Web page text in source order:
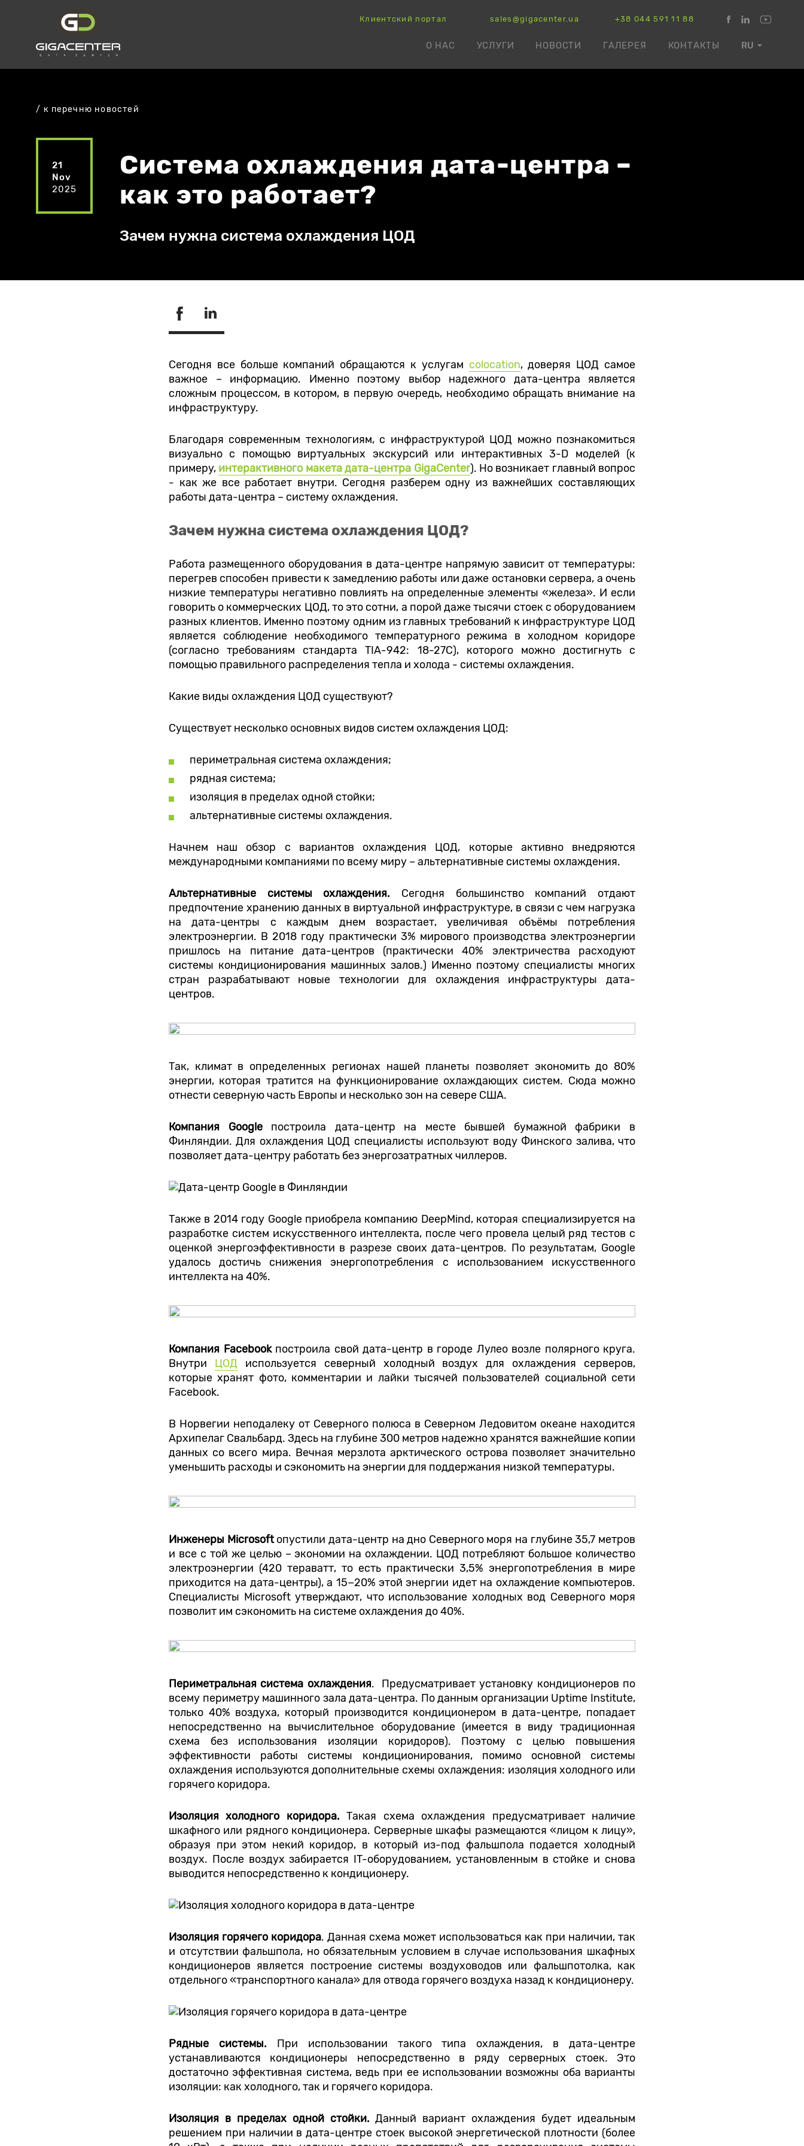
Клиентский портал sales@gigacenter.ua +38 044 591 11 88
О НАС УСЛУГИ НОВОСТИ ГАЛЕРЕЯ КОНТАКТЫ RU
к перечню новостей
21
Nov
2025
Система охлаждения дата-центра –
как это работает?
Зачем нужна система охлаждения ЦОД
Сегодня все больше компаний обращаются к услугам colocation, доверяя ЦОД самое
важное – информацию. Именно поэтому выбор надежного дата-центра является
сложным процессом, в котором, в первую очередь, необходимо обращать внимание на
инфраструктуру.
Благодаря современным технологиям, с инфраструктурой ЦОД можно познакомиться
визуально с помощью виртуальных экскурсий или интерактивных 3-D моделей (к
примеру, интерактивного макета дата-центра GigaCenter). Но возникает главный вопрос
- как же все работает внутри. Сегодня разберем одну из важнейших составляющих
работы дата-центра – систему охлаждения.
Зачем нужна система охлаждения ЦОД?
Работа размещенного оборудования в дата-центре напрямую зависит от температуры:
перегрев способен привести к замедлению работы или даже остановки сервера, а очень
низкие температуры негативно повлиять на определенные элементы «железа». И если
говорить о коммерческих ЦОД, то это сотни, а порой даже тысячи стоек с оборудованием
разных клиентов. Именно поэтому одним из главных требований к инфраструктуре ЦОД
является соблюдение необходимого температурного режима в холодном коридоре
(согласно требованиям стандарта TIA-942: 18-27С), которого можно достигнуть с
помощью правильного распределения тепла и холода - системы охлаждения.
Какие виды охлаждения ЦОД существуют?
Существует несколько основных видов систем охлаждения ЦОД:
периметральная система охлаждения;
рядная система;
изоляция в пределах одной стойки;
альтернативные системы охлаждения.
Начнем наш обзор с вариантов охлаждения ЦОД, которые активно внедряются
международными компаниями по всему миру – альтернативные системы охлаждения.
Альтернативные системы охлаждения. Сегодня большинство компаний отдают
предпочтение хранению данных в виртуальной инфраструктуре, в связи с чем нагрузка
на дата-центры с каждым днем возрастает, увеличивая объёмы потребления
электроэнергии. В 2018 году практически 3% мирового производства электроэнергии
пришлось на питание дата-центров (практически 40% электричества расходуют
системы кондиционирования машинных залов.) Именно поэтому специалисты многих
стран разрабатывают новые технологии для охлаждения инфраструктуры дата-
центров.
Так, климат в определенных регионах нашей планеты позволяет экономить до 80%
энергии, которая тратится на функционирование охлаждающих систем. Сюда можно
отнести северную часть Европы и несколько зон на севере США.
Компания Googleпостроила дата-центр на месте бывшей бумажной фабрики в
Финляндии. Для охлаждения ЦОД специалисты используют воду Финского залива, что
позволяет дата-центру работать без энергозатратных чиллеров.
Также в 2014 году Google приобрела компанию DeepMind, которая специализируется на
разработке систем искусственного интеллекта, после чего провела целый ряд тестов с
оценкой энергоэффективности в разрезе своих дата-центров. По результатам, Google
удалось достичь снижения энергопотребления с использованием искусственного
интеллекта на 40%.
Компания Facebook построила свой дата-центр в городе Лулео возле полярного круга.
Внутри ЦОД используется северный холодный воздух для охлаждения серверов,
которые хранят фото, комментарии и лайки тысячей пользователей социальной сети
Facebook.
В Норвегии неподалеку от Северного полюса в Северном Ледовитом океане находится
Архипелаг Свальбард. Здесь на глубине 300 метров надежно хранятся важнейшие копии
данных со всего мира. Вечная мерзлота арктического острова позволяет значительно
уменьшить расходы и сэкономить на энергии для поддержания низкой температуры.
Инженеры Microsoftопустили дата-центр на дно Северного моря на глубине 35,7 метров
и все с той же целью – экономии на охлаждении. ЦОД потребляют большое количество
электроэнергии (420 тераватт, то есть практически 3,5% энергопотребления в мире
приходится на дата-центры), а 15−20% этой энергии идет на охлаждение компьютеров.
Специалисты Microsoft утверждают, что использование холодных вод Северного моря
позволит им сэкономить на системе охлаждения до 40%.
Периметральная система охлаждения. Предусматривает установку кондиционеров по
всему периметру машинного зала дата-центра. По данным организации Uptime Institute,
только 40% воздуха, который производится кондиционером в дата-центре, попадает
непосредственно на вычислительное оборудование (имеется в виду традиционная
схема без использования изоляции коридоров). Поэтому с целью повышения
эффективности работы системы кондиционирования, помимо основной системы
охлаждения используются дополнительные схемы охлаждения: изоляция холодного или
горячего коридора.
Изоляция холодного коридора.Такая схема охлаждения предусматривает наличие
шкафного или рядного кондиционера. Серверные шкафы размещаются «лицом к лицу»,
образуя при этом некий коридор, в который из-под фальшпола подается холодный
воздух. После воздух забирается IT-оборудованием, установленным в стойке и снова
выводится непосредственно к кондиционеру.
Изоляция горячего коридора. Данная схема может использоваться как при наличии, так
и отсутствии фальшпола, но обязательным условием в случае использования шкафных
кондиционеров является построение системы воздуховодов или фальшпотолка, как
отдельного «транспортного канала» для отвода горячего воздуха назад к кондиционеру.
Рядные системы. При использовании такого типа охлаждения, в дата-центре
устанавливаются кондиционеры непосредственно в ряду серверных стоек. Это
достаточно эффективная система, ведь при ее использовании возможны оба варианты
изоляции: как холодного, так и горячего коридора.
Изоляция в пределах одной стойки. Данный вариант охлаждения будет идеальным
решением при наличии в дата-центре стоек высокой энергетической плотности (более